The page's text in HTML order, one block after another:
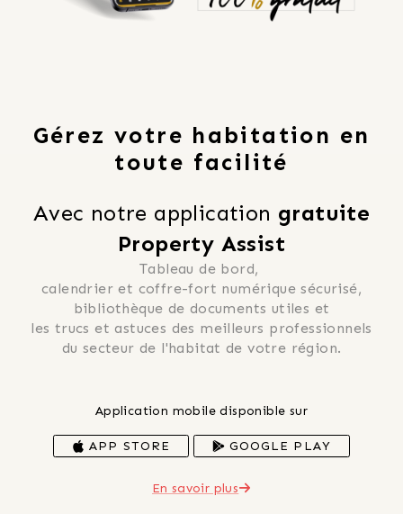
Gérez votre habitation en
toute facilité
Avec notre application gratuite
Property Assist
Tableau de bord,
calendrier et coffre-fort numérique sécurisé,
bibliothèque de documents utiles et
du secteur de l'habitat de votre région.
Application mobile disponible sur
APP STORE GOOGLE PLAY
En savoir plus